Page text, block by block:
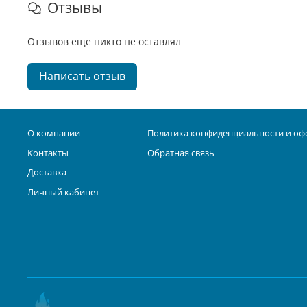
Отзывы
Отзывов еще никто не оставлял
Написать отзыв
О компании
Контакты
Доставка
Личный кабинет
Политика конфиденциальности и
Обратная связь